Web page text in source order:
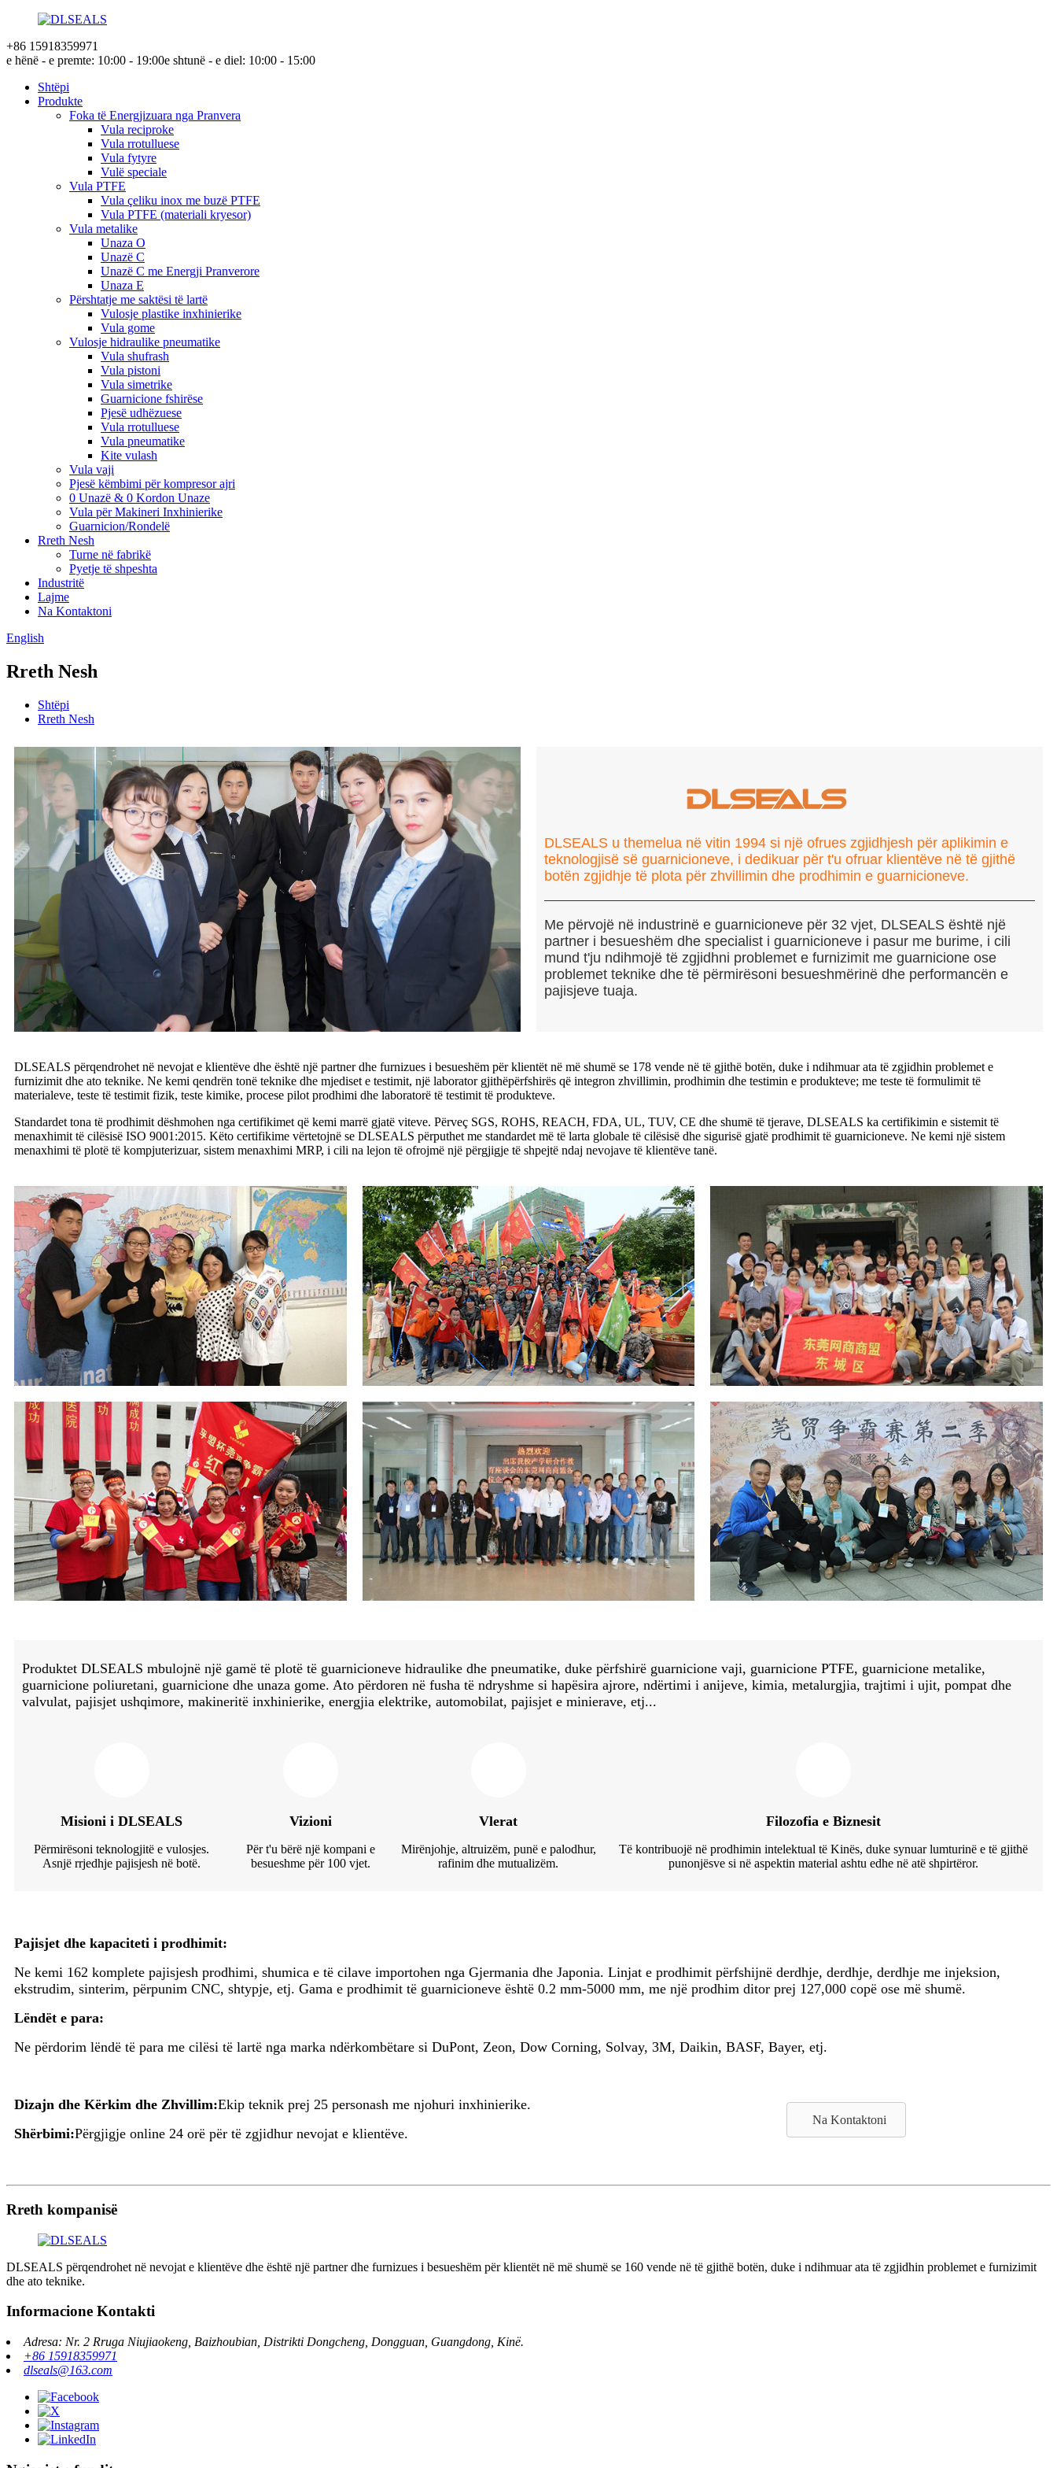
+86 15918359971
e hënë - e premte: 10:00 - 19:00e shtunë - e diel: 10:00 - 15:00
Shtëpi
Produkte
Foka të Energjizuara nga Pranvera
Vula reciproke
Vula rrotulluese
Vula fytyre
Vulë speciale
Vula PTFE
Vula çeliku inox me buzë PTFE
Vula PTFE (materiali kryesor)
Vula metalike
Unaza O
Unazë C
Unazë C me Energji Pranverore
Unaza E
Përshtatje me saktësi të lartë
Vulosje plastike inxhinierike
Vula gome
Vulosje hidraulike pneumatike
Vula shufrash
Vula pistoni
Vula simetrike
Guarnicione fshirëse
Pjesë udhëzuese
Vula rrotulluese
Vula pneumatike
Kite vulash
Vula vaji
Pjesë këmbimi për kompresor ajri
0 Unazë & 0 Kordon Unaze
Vula për Makineri Inxhinierike
Guarnicion/Rondelë
Rreth Nesh
Turne në fabrikë
Pyetje të shpeshta
Industritë
Lajme
Na Kontaktoni
English
Rreth Nesh
Shtëpi
Rreth Nesh
DLSEALS u themelua në vitin 1994 si një ofrues zgjidhjesh për aplikimin e
teknologjisë së guarnicioneve, i dedikuar për t'u ofruar klientëve në të gjithë
botën zgjidhje të plota për zhvillimin dhe prodhimin e guarnicioneve.
Me përvojë në industrinë e guarnicioneve për 32 vjet, DLSEALS është një
partner i besueshëm dhe specialist i guarnicioneve i pasur me burime, i cili
mund t'ju ndihmojë të zgjidhni problemet e furnizimit me guarnicione ose
problemet teknike dhe të përmirësoni besueshmërinë dhe performancën e
pajisjeve tuaja.
DLSEALS përqendrohet në nevojat e klientëve dhe është një partner dhe furnizues i besueshëm për klientët në më shumë se 178 vende në të gjithë botën, duke i ndihmuar ata të zgjidhin problemet e
furnizimit dhe ato teknike. Ne kemi qendrën tonë teknike dhe mjediset e testimit, një laborator gjithëpërfshirës që integron zhvillimin, prodhimin dhe testimin e produkteve; me teste të formulimit të
materialeve, teste të testimit fizik, teste kimike, procese pilot prodhimi dhe laboratorë të testimit të produkteve.
Standardet tona të prodhimit dëshmohen nga certifikimet që kemi marrë gjatë viteve. Përveç SGS, ROHS, REACH, FDA, UL, TUV, CE dhe shumë të tjerave, DLSEALS ka certifikimin e sistemit të
menaxhimit të cilësisë ISO 9001:2015. Këto certifikime vërtetojnë se DLSEALS përputhet me standardet më të larta globale të cilësisë dhe sigurisë gjatë prodhimit të guarnicioneve. Ne kemi një sistem
menaxhimi të plotë të kompjuterizuar, sistem menaxhimi MRP, i cili na lejon të ofrojmë një përgjigje të shpejtë ndaj nevojave të klientëve tanë.
Produktet DLSEALS mbulojnë një gamë të plotë të guarnicioneve hidraulike dhe pneumatike, duke përfshirë guarnicione vaji, guarnicione PTFE, guarnicione metalike,
guarnicione poliuretani, guarnicione dhe unaza gome. Ato përdoren në fusha të ndryshme si hapësira ajrore, ndërtimi i anijeve, kimia, metalurgjia, trajtimi i ujit, pompat dhe
valvulat, pajisjet ushqimore, makineritë inxhinierike, energjia elektrike, automobilat, pajisjet e minierave, etj...
Misioni i DLSEALS
Përmirësoni teknologjitë e vulosjes.
Asnjë rrjedhje pajisjesh në botë.
Vizioni
Për t'u bërë një kompani e
besueshme për 100 vjet.
Vlerat
Mirënjohje, altruizëm, punë e palodhur,
rafinim dhe mutualizëm.
Filozofia e Biznesit
Të kontribuojë në prodhimin intelektual të Kinës, duke synuar lumturinë e të gjithë
punonjësve si në aspektin material ashtu edhe në atë shpirtëror.
Pajisjet dhe kapaciteti i prodhimit:
Ne kemi 162 komplete pajisjesh prodhimi, shumica e të cilave importohen nga Gjermania dhe Japonia. Linjat e prodhimit përfshijnë derdhje, derdhje, derdhje me injeksion,
ekstrudim, sinterim, përpunim CNC, shtypje, etj. Gama e prodhimit të guarnicioneve është 0.2 mm-5000 mm, me një prodhim ditor prej 127,000 copë ose më shumë.
Lëndët e para:
Ne përdorim lëndë të para me cilësi të lartë nga marka ndërkombëtare si DuPont, Zeon, Dow Corning, Solvay, 3M, Daikin, BASF, Bayer, etj.
Dizajn dhe Kërkim dhe Zhvillim:Ekip teknik prej 25 personash me njohuri inxhinierike.
Shërbimi:Përgjigje online 24 orë për të zgjidhur nevojat e klientëve.
Na Kontaktoni
Rreth kompanisë
DLSEALS përqendrohet në nevojat e klientëve dhe është një partner dhe furnizues i besueshëm për klientët në më shumë se 160 vende në të gjithë botën, duke i ndihmuar ata të zgjidhin problemet e furnizimit
dhe ato teknike.
Informacione Kontakti
Adresa: Nr. 2 Rruga Niujiaokeng, Baizhoubian, Distrikti Dongcheng, Dongguan, Guangdong, Kinë.
+86 15918359971
dlseals@163.com